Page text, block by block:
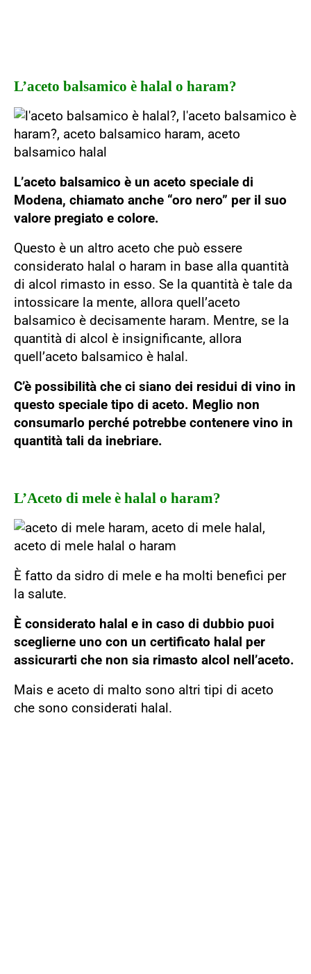
L’aceto balsamico è halal o haram?
L’aceto balsamico è un aceto speciale di
Modena, chiamato anche “oro nero” per il suo
valore pregiato e colore.
Questo è un altro aceto che può essere
considerato halal o haram in base alla quantità
di alcol rimasto in esso. Se la quantità è tale da
intossicare la mente, allora quell’aceto
balsamico è decisamente haram. Mentre, se la
quantità di alcol è insignificante, allora
quell’aceto balsamico è halal.
C’è possibilità che ci siano dei residui di vino in
questo speciale tipo di aceto. Meglio non
consumarlo perché potrebbe contenere vino in
quantità tali da inebriare.
L’Aceto di mele è halal o haram?
È fatto da sidro di mele e ha molti benefici per
la salute.
È considerato halal e in caso di dubbio puoi
sceglierne uno con un certificato halal per
assicurarti che non sia rimasto alcol nell’aceto.
Mais e aceto di malto sono altri tipi di aceto
che sono considerati halal.